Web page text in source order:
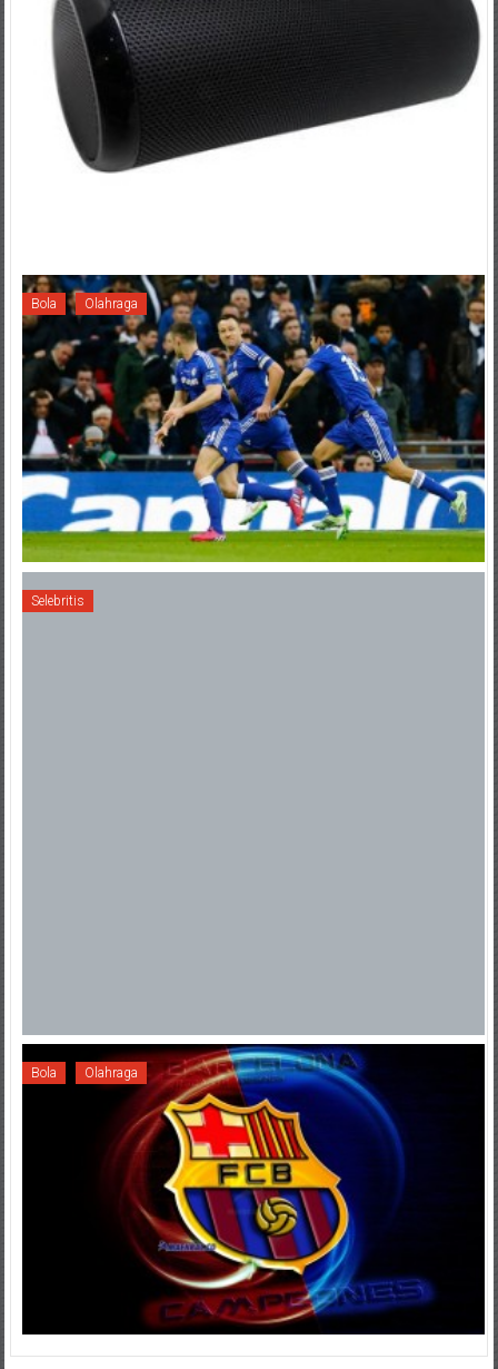
Bola Olahraga
Selebritis
Bola Olahraga